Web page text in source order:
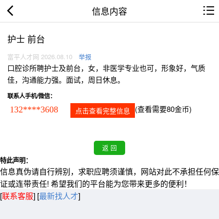
信息内容
护士 前台
富平人才网 2026.08.10 举报
口腔诊所聘护士及前台，女，非医学专业也可，形象好，气质
佳，沟通能力强。面试，周日休息。
联系人手机/微信：
132****3608 点击查看完整信息 (查看需要80金币)
特此声明：
信息真伪请自行辨别，求职应聘须谨慎，网站对此不承担任何保
证或连带责任! 希望我们的平台能为您带来更多的便利！
[联系客服] [最新找人才]